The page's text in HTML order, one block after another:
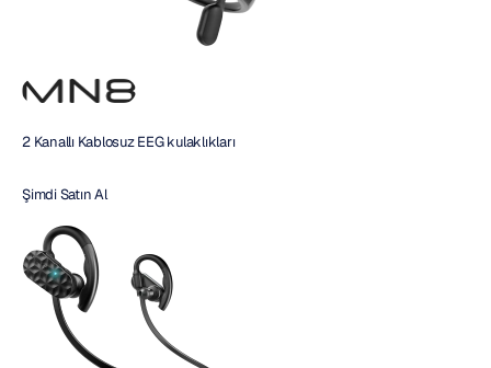
2 Kanallı Kablosuz EEG kulaklıkları
Şimdi Satın Al